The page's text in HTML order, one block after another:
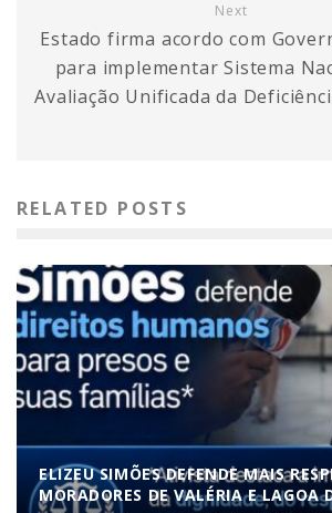
Next
Estado firma acordo com
para implementar Sistema
Avaliação Unificada da
RELATED POSTS
ELIZEU SIMÕES DEFENDE MAIS
MORADORES DE VALÉRIA E LAGOA